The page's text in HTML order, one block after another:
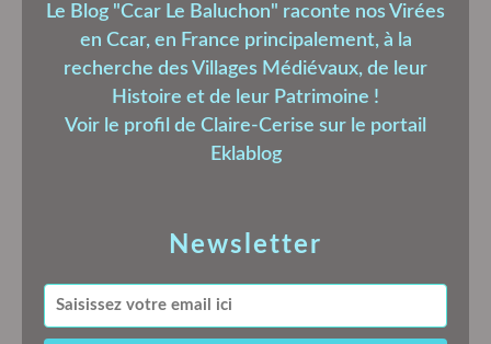
Newsletter
Le Blog "Ccar Le Baluchon" raconte nos Virées
en Ccar, en France principalement, à la
recherche des Villages Médiévaux, de leur
Histoire et de leur Patrimoine !
Voir le profil de Claire-Cerise sur le portail
Eklablog